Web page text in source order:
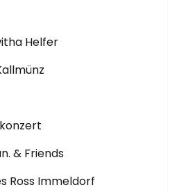
Helfer
& Friends
Ross Immeldorf